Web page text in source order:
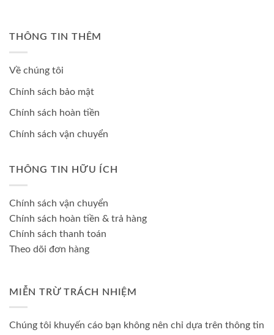
THÔNG TIN THÊM
Về chúng tôi
Chính sách bảo mật
Chính sách hoàn tiền
Chính sách vận chuyển
THÔNG TIN HỮU ÍCH
Chính sách vận chuyển
Chính sách hoàn tiền & trả hàng
Chính sách thanh toán
Theo dõi đơn hàng
MIỄN TRỪ TRÁCH NHIỆM
Chúng tôi khuyến cáo bạn không nên chỉ dựa trên thông tin